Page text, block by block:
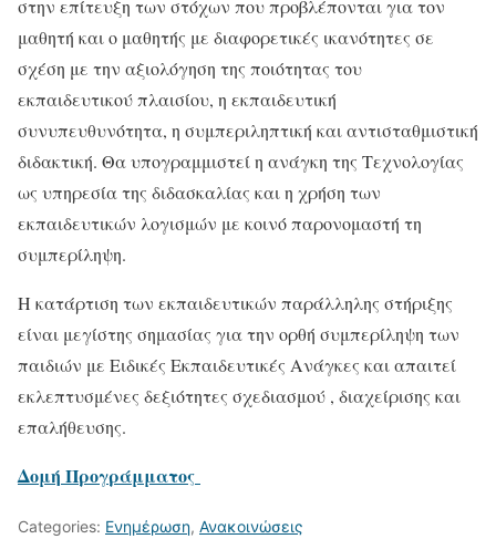
στην επίτευξη των στόχων που προβλέπονται για τον
μαθητή και ο μαθητής με διαφορετικές ικανότητες σε
σχέση με την αξιολόγηση της ποιότητας του
εκπαιδευτικού πλαισίου, η εκπαιδευτική
συνυπευθυνότητα, η συμπεριληπτική και αντισταθμιστική
διδακτική. Θα υπογραμμιστεί η ανάγκη της Τεχνολογίας
ως υπηρεσία της διδασκαλίας και η χρήση των
εκπαιδευτικών λογισμών με κοινό παρονομαστή τη
συμπερίληψη.
Η κατάρτιση των εκπαιδευτικών παράλληλης στήριξης
είναι μεγίστης σημασίας για την ορθή συμπερίληψη των
παιδιών με Ειδικές Εκπαιδευτικές Ανάγκες και απαιτεί
εκλεπτυσμένες δεξιότητες σχεδιασμού , διαχείρισης και
επαλήθευσης.
Δομή Προγράμματος
Categories: Ενημέρωση, Ανακοινώσεις